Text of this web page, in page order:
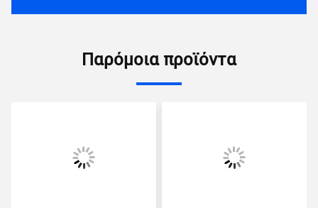
Παρόμοια προϊόντα